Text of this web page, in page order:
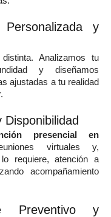
y
Analizamos tu
y diseñamos
ajustadas a tu realidad
presencial en
virtuales y,
requiere, atención a
acompañamiento
Preventivo y